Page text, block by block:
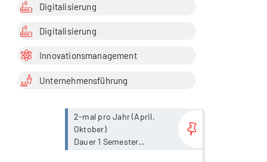
Digitalisierung
Digitalisierung
Innovationsmanagement
Unternehmensführung
2-mal pro Jahr (April,
Oktober)
Dauer 1 Semester
more...